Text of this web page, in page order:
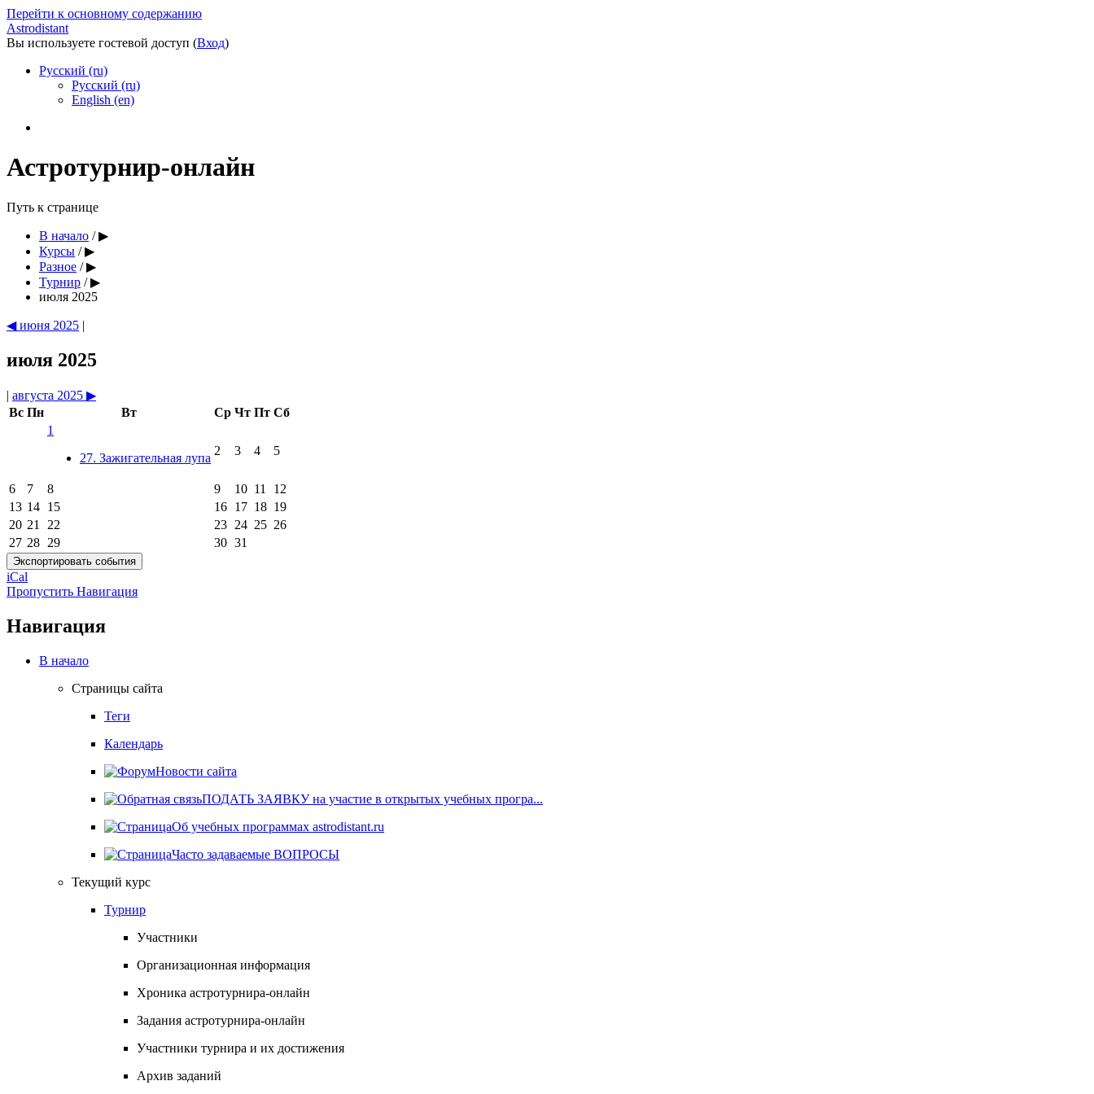
Перейти к основному содержанию
Astrodistant
Вы используете гостевой доступ (Вход)
Русский (ru)
Русский (ru)
English (en)
Астротурнир-онлайн
Путь к странице
В начало / ▶
Курсы / ▶
Разное / ▶
Турнир / ▶
июля 2025
◀ июня 2025 |
июля 2025
| августа 2025 ▶
Вс Пн Вт Ср Чт Пт Сб
1
27. Зажигательная лупа
2 3 4 5
6 7 8 9 10 11
12
13 14 15 16 17 18 19
20 21 22 23 24 25 26
27 28 29 30 31
iCal
Пропустить Навигация
Навигация
В начало
Страницы сайта
Теги
Календарь
Новости сайта
ПОДАТЬ ЗАЯВКУ на участие в открытых учебных програ...
Об учебных программах astrodistant.ru
Часто задаваемые ВОПРОСЫ
Текущий курс
Турнир
Участники
Организационная информация
Хроника астротурнира-онлайн
Задания астротурнира-онлайн
Участники турнира и их достижения
Архив заданий